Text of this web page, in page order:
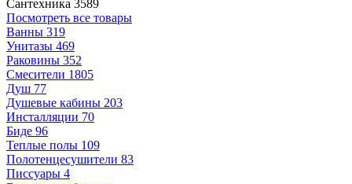
Сантехника 3589
Посмотреть все товары
Ванны 319
Унитазы 469
Раковины 352
Смесители 1805
Душ 77
Душевые кабины 203
Инсталляции 70
Биде 96
Теплые полы 109
Полотенцесушители 83
Писсуары 4